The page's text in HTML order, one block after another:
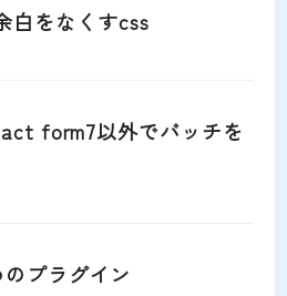
白をなくすcss
form7以外でバッチを
プラグイン